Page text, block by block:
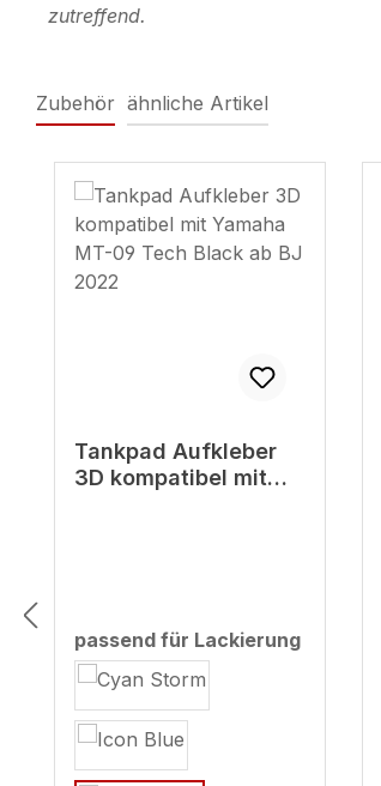
zutreffend.
Zubehör ähnliche Artikel
Tankpad Aufkleber
3D kompatibel mit
passend für Lackierung
auswählen